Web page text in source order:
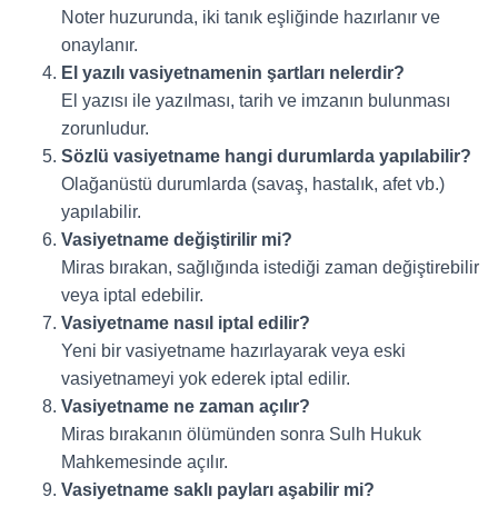
Noter huzurunda, iki tanık eşliğinde hazırlanır ve
onaylanır.
El yazılı vasiyetnamenin şartları nelerdir?
El yazısı ile yazılması, tarih ve imzanın bulunması
zorunludur.
Sözlü vasiyetname hangi durumlarda yapılabilir?
Olağanüstü durumlarda (savaş, hastalık, afet vb.)
yapılabilir.
Vasiyetname değiştirilir mi?
Miras bırakan, sağlığında istediği zaman değiştirebilir
veya iptal edebilir.
Vasiyetname nasıl iptal edilir?
Yeni bir vasiyetname hazırlayarak veya eski
vasiyetnameyi yok ederek iptal edilir.
Vasiyetname ne zaman açılır?
Miras bırakanın ölümünden sonra Sulh Hukuk
Mahkemesinde açılır.
Vasiyetname saklı payları aşabilir mi?